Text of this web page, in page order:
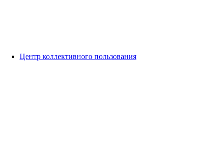
Центр коллективного пользования